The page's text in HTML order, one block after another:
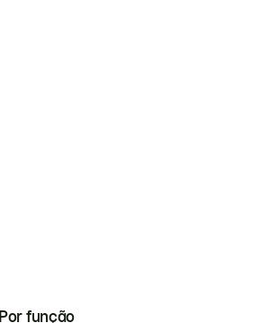
Por função